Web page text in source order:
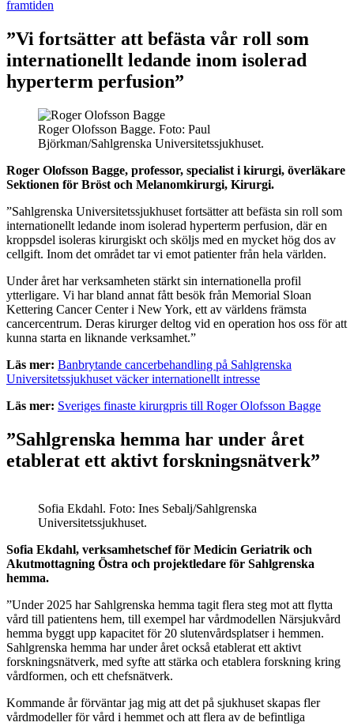
framtiden
”Vi fortsätter att befästa vår roll som
internationellt ledande inom isolerad
hyperterm perfusion”
Roger Olofsson Bagge. Foto: Paul
Björkman/Sahlgrenska Universitetssjukhuset.
Roger Olofsson Bagge, professor, specialist i kirurgi, överläkare
Sektionen för Bröst och Melanomkirurgi, Kirurgi.
”Sahlgrenska Universitetssjukhuset fortsätter att befästa sin roll som
internationellt ledande inom isolerad hyperterm perfusion, där en
kroppsdel isoleras kirurgiskt och sköljs med en mycket hög dos av
cellgift. Inom det området tar vi emot patienter från hela världen.
Under året har verksamheten stärkt sin internationella profil
ytterligare. Vi har bland annat fått besök från Memorial Sloan
Kettering Cancer Center i New York, ett av världens främsta
cancercentrum. Deras kirurger deltog vid en operation hos oss för att
kunna starta en liknande verksamhet.”
Läs mer: Banbrytande cancerbehandling på Sahlgrenska
Universitetssjukhuset väcker internationellt intresse
Läs mer: Sveriges finaste kirurgpris till Roger Olofsson Bagge
”Sahlgrenska hemma har under året
etablerat ett aktivt forskningsnätverk”
Sofia Ekdahl. Foto: Ines Sebalj/Sahlgrenska
Universitetssjukhuset.
Sofia Ekdahl, verksamhetschef för Medicin Geriatrik och
Akutmottagning Östra och projektledare för Sahlgrenska
hemma.
”Under 2025 har Sahlgrenska hemma tagit flera steg mot att flytta
vård till patientens hem, till exempel har vårdmodellen Närsjukvård
hemma byggt upp kapacitet för 20 slutenvårds­platser i hemmen.
Sahlgrenska hemma har under året också etablerat ett aktivt
forskningsnätverk, med syfte att stärka och etablera forskning kring
vårdformen, och ett chefsnätverk.
Kommande år förväntar jag mig att det på sjukhuset skapas fler
vårdmodeller för vård i hemmet och att flera av de befintliga